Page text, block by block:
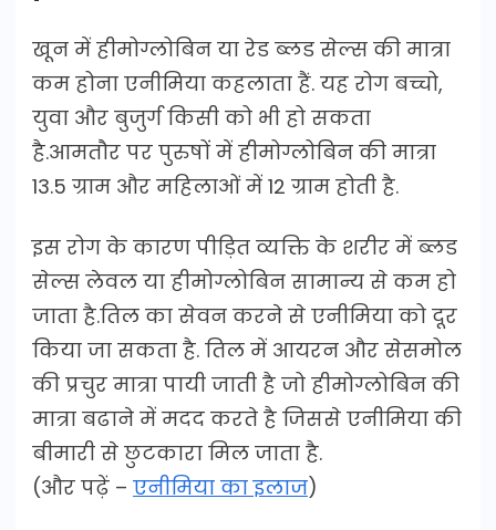
खून में हीमोग्लोबिन या रेड ब्लड सेल्स की मात्रा
कम होना एनीमिया कहलाता हैं. यह रोग बच्चो,
युवा और बुजुर्ग किसी को भी हो सकता
है.आमतौर पर पुरुषों में हीमोग्लोबिन की मात्रा
13.5 ग्राम और महिलाओं में 12 ग्राम होती है.
इस रोग के कारण पीड़ित व्यक्ति के शरीर में ब्लड
सेल्स लेवल या हीमोग्लोबिन सामान्य से कम हो
जाता है.तिल का सेवन करने से एनीमिया को दूर
किया जा सकता है. तिल में आयरन और सेसमोल
की प्रचुर मात्रा पायी जाती है जो हीमोग्लोबिन की
मात्रा बढाने में मदद करते है जिससे एनीमिया की
बीमारी से छुटकारा मिल जाता है.
(और पढ़ें – एनीमिया का इलाज)